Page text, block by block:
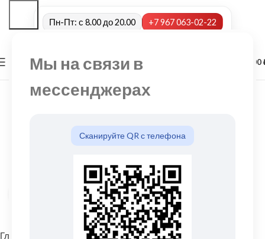
Мы на связи в
мессенджерах
Сканируйте QR с телефона
Пн-Пт: с 8.00 до 20.00 +7 967 063-02-22
МЕНЮ 0,00
Нажмите, чтобы увеличить
Главная
Водосточные системы